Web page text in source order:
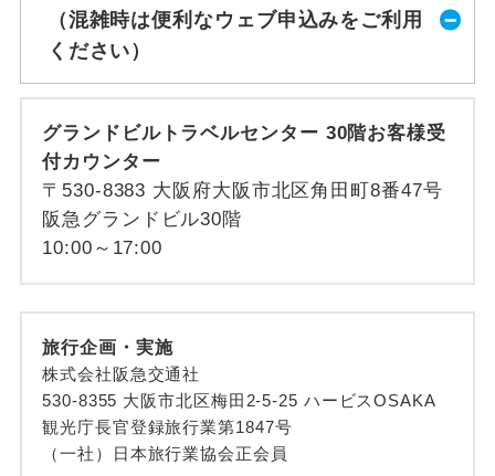
（混雑時は便利なウェブ申込みをご利用
ください）
グランドビルトラベルセンター 30階お客様受
付カウンター
〒530-8383 大阪府大阪市北区角田町8番47号
阪急グランドビル30階
10:00～17:00
旅行企画・実施
株式会社阪急交通社
530-8355 大阪市北区梅田2-5-25 ハービスOSAKA
観光庁長官登録旅行業第1847号
（一社）日本旅行業協会正会員